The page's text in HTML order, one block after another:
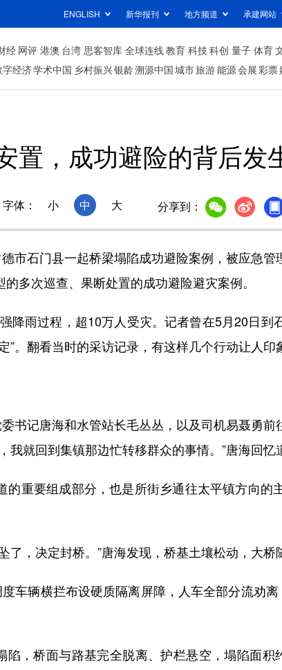
ENGLISH 新华报刊 地方频道 承建网站
经 网评 港澳 台湾 思客智库 全球连线教育 科技科创 量子 体育
字经济学术中国 乡村振兴银龄溯源中国城市旅游能源会展彩票
置，成功避险的背后发
字体： 小 中 大 分享到：
石门县一起桥梁塌陷成功避险案例，被应急管
多次巡查、果断处置的成功避险避灾案例。
雨过程，超10万人受灾。记者曾在5月20日到
。翻看当时的采访记录，有这样几个行动让人印
记唐海和水管站长毛丛丛，以及司机易聂勇前
就回到集镇那边忙转移群众的事情。”唐海回忆
重要组成部分，也是所街乡通往太平镇方向的
决定封桥。”唐海发现，桥基土壤松动，大桥
辆横拦布设硬质隔离屏障，人车全部分流劝
桥面与路基完全脱离、护栏悬空，塌陷面积